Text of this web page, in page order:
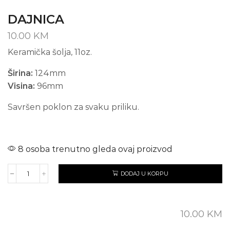
DAJNICA
10.00 KM
Keramička šolja, 11oz.
Širina: 124mm
Visina: 96mm
Savršen poklon za svaku priliku.
8 osoba trenutno gleda ovaj proizvod
DAJNICA
DODAJ U KORPU
10.00 KM